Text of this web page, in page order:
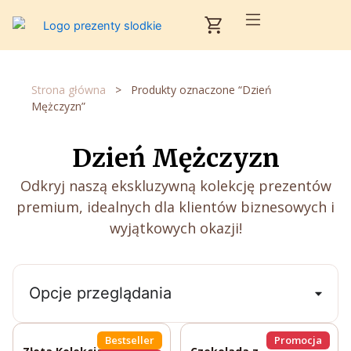
do
Cart
Strona główna >
Produkty oznaczone “Dzień
Mężczyzn”
Dzień Mężczyzn
Odkryj naszą ekskluzywną kolekcję prezentów
premium, idealnych dla klientów biznesowych i
wyjątkowych okazji!
Opcje przeglądania
Bestseller
Promocja